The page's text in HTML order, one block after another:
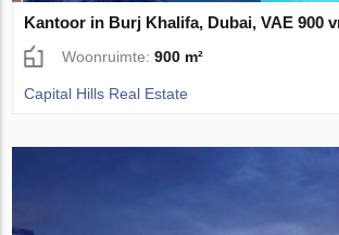
Kantoor in Burj Khalifa, Dubai, VAE 900
Woonruimte:900 m²
Capital Hills Real Estate